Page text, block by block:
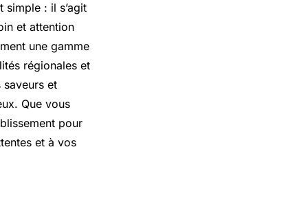
: il s’agit
et attention
une gamme
régionales et
et
Que vous
pour
et à vos